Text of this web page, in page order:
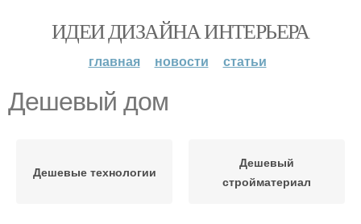
ИДЕИ ДИЗАЙНА ИНТЕРЬЕРА
главная новости статьи
Дешевый дом
Дешевые технологии
Дешевый
стройматериал